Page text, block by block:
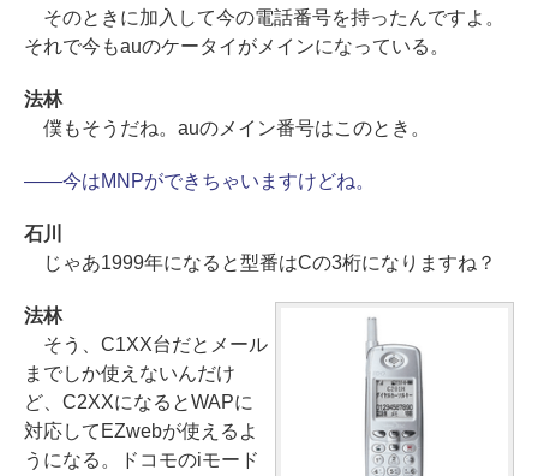
そのときに加入して今の電話番号を持ったんですよ。
それで今もauのケータイがメインになっている。
法林
僕もそうだね。auのメイン番号はこのとき。
――今はMNPができちゃいますけどね。
石川
じゃあ1999年になると型番はCの3桁になりますね？
法林
そう、C1XX台だとメール
までしか使えないんだけ
ど、C2XXになるとWAPに
対応してEZwebが使えるよ
うになる。ドコモのiモード